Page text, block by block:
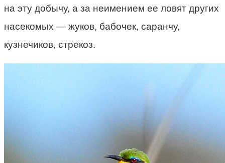
на эту добычу, а за неимением ее ловят других
насекомых — жуков, бабочек, саранчу,
кузнечиков, стрекоз.